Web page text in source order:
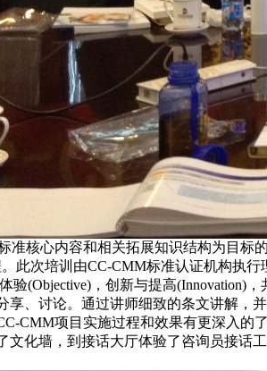
准核心内容和相关拓展知识结构为目标
此次培训由CC-CMM标准认证机构执
验(Objective)，创新与提高
享、讨论。通过讲师细致的条文讲解，
CMM项目实施过程和效果有更深入的
文化墙，到接话大厅体验了咨询员接话